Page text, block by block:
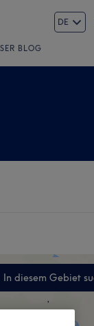
DE
BLOG
In diesem Gebiet
,